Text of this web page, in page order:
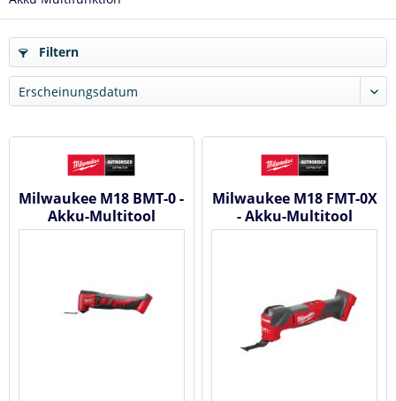
Filtern
Milwaukee M18 BMT-0 -
Akku-Multitool
#4933446203
Milwaukee M18 FMT-0X
- Akku-Multitool
#4933478491